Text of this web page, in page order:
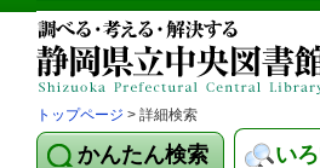
トップページ > 詳細検索
かんたん検索 い